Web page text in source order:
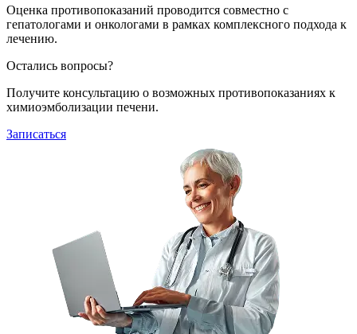
Оценка противопоказаний проводится совместно с
гепатологами и онкологами в рамках комплексного подхода к
лечению.
Остались вопросы?
Получите консультацию о возможных противопоказаниях к
химиоэмболизации печени.
Записаться